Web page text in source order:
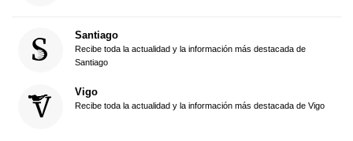
Santiago
Recibe toda la actualidad y la información más destacada de
Santiago
Vigo
Recibe toda la actualidad y la información más destacada de Vigo